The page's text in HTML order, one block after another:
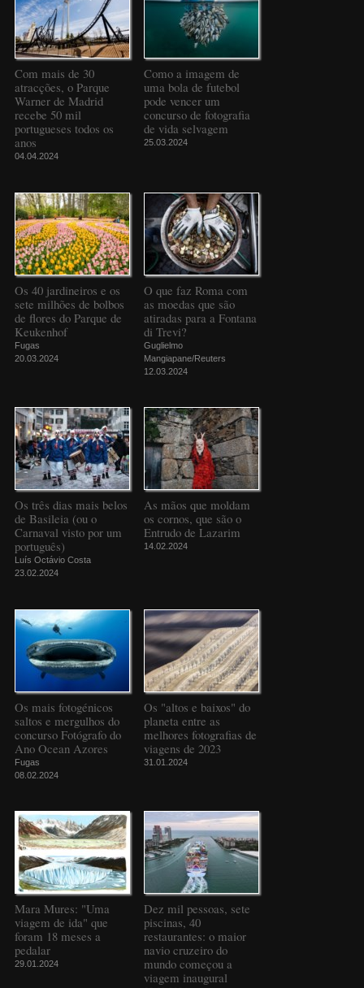
Com mais de 30
atracções, o Parque
Warner de Madrid
recebe 50 mil
portugueses todos os
anos
04.04.2024
Como a imagem de
uma bola de futebol
pode vencer um
concurso de fotografia
de vida selvagem
25.03.2024
Os 40 jardineiros e os
sete milhões de bolbos
de flores do Parque de
Keukenhof
Fugas
20.03.2024
O que faz Roma com
as moedas que são
atiradas para a Fontana
di Trevi?
Guglielmo
Mangiapane/Reuters
12.03.2024
Os três dias mais belos
de Basileia (ou o
Carnaval visto por um
português)
Luís Octávio Costa
23.02.2024
As mãos que moldam
os cornos, que são o
Entrudo de Lazarim
14.02.2024
Os mais fotogénicos
saltos e mergulhos do
concurso Fotógrafo do
Ano Ocean Azores
Fugas
08.02.2024
Os "altos e baixos" do
planeta entre as
melhores fotografias de
viagens de 2023
31.01.2024
Mara Mures: "Uma
viagem de ida" que
foram 18 meses a
pedalar
29.01.2024
Dez mil pessoas, sete
piscinas, 40
restaurantes: o maior
navio cruzeiro do
mundo começou a
viagem inaugural